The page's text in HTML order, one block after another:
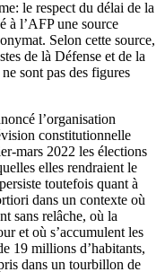
le respect du délai de la
à l’AFP une source
Selon cette source,
de là Défense et de la
sont pas des figures
l’organisation
constitutionnelle
mars 2022 les élections
elles rendraient le
toutefois quant à
dans un contexte où
sans relâche, où la
et où s’accumulent les
19 millions d’habitants,
dans un tourbillon de